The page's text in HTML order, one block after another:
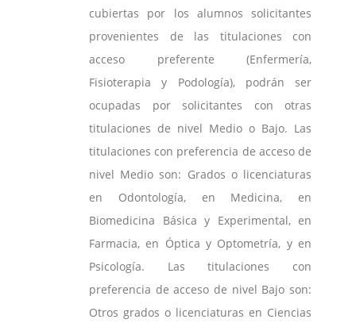
cubiertas por los alumnos solicitantes
provenientes de las titulaciones con
acceso preferente (Enfermería,
Fisioterapia y Podología), podrán ser
ocupadas por solicitantes con otras
titulaciones de nivel Medio o Bajo. Las
titulaciones con preferencia de acceso de
nivel Medio son: Grados o licenciaturas
en Odontología, en Medicina, en
Biomedicina Básica y Experimental, en
Farmacia, en Óptica y Optometría, y en
Psicología. Las titulaciones con
preferencia de acceso de nivel Bajo son:
Otros grados o licenciaturas en Ciencias